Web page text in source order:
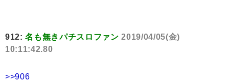
912:名も無きパチスロファン 2019/04/05(金)
10:11:42.80
>>906